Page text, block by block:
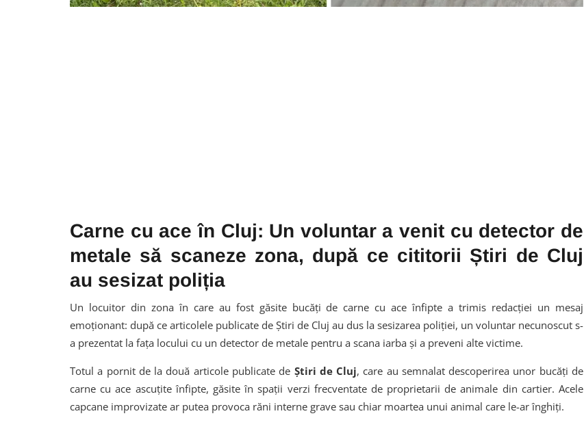
Carne cu ace în Cluj: Un voluntar a venit cu detector de
metale să scaneze zona, după ce cititorii Știri de Cluj
au sesizat poliția
Un locuitor din zona în care au fost găsite bucăți de carne cu ace înfipte a trimis redacției un mesaj
emoționant: după ce articolele publicate de Știri de Cluj au dus la sesizarea poliției, un voluntar necunoscut s-
a prezentat la fața locului cu un detector de metale pentru a scana iarba și a preveni alte victime.
Totul a pornit de la două articole publicate de Știri de Cluj, care au semnalat descoperirea unor bucăți de
carne cu ace ascuțite înfipte, găsite în spații verzi frecventate de proprietarii de animale din cartier. Acele
capcane improvizate ar putea provoca răni interne grave sau chiar moartea unui animal care le-ar înghiți.